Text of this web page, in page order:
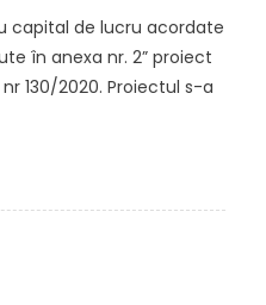
capital de lucru acordate
în anexa nr. 2” proiect
130/2020. Proiectul s-a